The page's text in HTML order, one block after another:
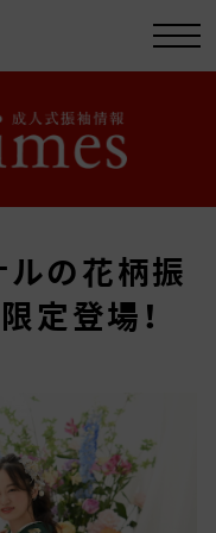
ルの花柄振
定登場！